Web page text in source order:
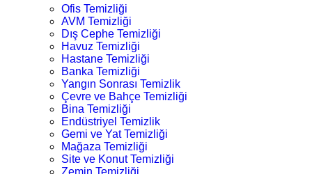
Ofis Temizliği
AVM Temizliği
Dış Cephe Temizliği
Havuz Temizliği
Hastane Temizliği
Banka Temizliği
Yangın Sonrası Temizlik
Çevre ve Bahçe Temizliği
Bina Temizliği
Endüstriyel Temizlik
Gemi ve Yat Temizliği
Mağaza Temizliği
Site ve Konut Temizliği